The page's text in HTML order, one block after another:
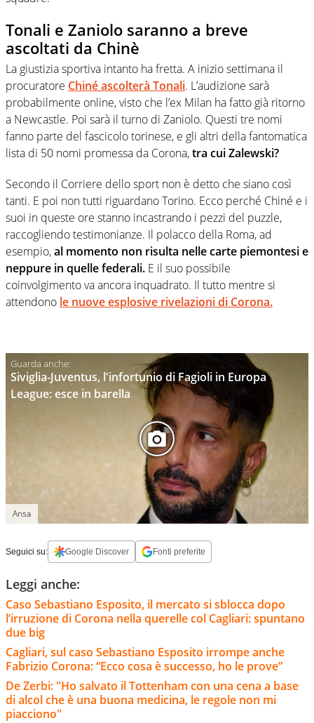
Tonali e Zaniolo saranno a breve
ascoltati da Chinè
La giustizia sportiva intanto ha fretta. A inizio settimana il
procuratore Chiné ascolterà Tonali. L’audizione sarà
probabilmente online, visto che l’ex Milan ha fatto già ritorno
a Newcastle. Poi sarà il turno di Zaniolo. Questi tre nomi
fanno parte del fascicolo torinese, e gli altri della fantomatica
lista di 50 nomi promessa da Corona,tra cui Zalewski?
Secondo il Corriere dello sport non è detto che siano così
tanti. E poi non tutti riguardano Torino. Ecco perché Chiné e i
suoi in queste ore stanno incastrando i pezzi del puzzle,
raccogliendo testimonianze. Il polacco della Roma, ad
esempio,al momento non risulta nelle carte piemontesi e
neppure in quelle federali. E il suo possibile
coinvolgimento va ancora inquadrato. Il tutto mentre si
attendono le nuove esplosive rivelazioni di Corona.
Siviglia-Juventus, l'infortunio di Fagioli in Europa
League: esce in barella
Ansa
Seguici su: Google Discover Fonti preferite
Leggi anche:
Caso Sebastiano Esposito, il mercato si sblocca dopo
l’irruzione di Corona nella querelle col Cagliari: spuntano
due big
Cagliari, sul caso Sebastiano Esposito irrompe anche
Fabrizio Corona: “Ecco cosa è successo, ho le prove”
De Zerbi: "Ho salvato il Tottenham con una cena a base
di alcol che è una buona medicina, le regole non mi
piacciono"